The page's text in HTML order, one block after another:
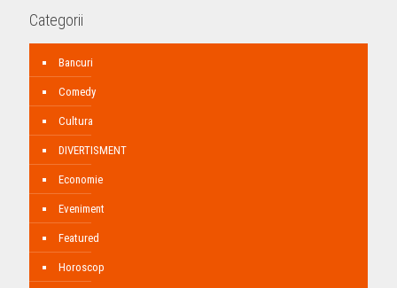
Categorii
Bancuri
Comedy
Cultura
DIVERTISMENT
Economie
Eveniment
Featured
Horoscop